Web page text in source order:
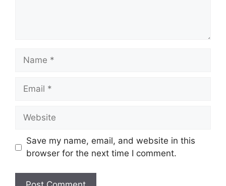
Name
Email
Website
Save my name, email, and website in this
browser for the next time I comment.